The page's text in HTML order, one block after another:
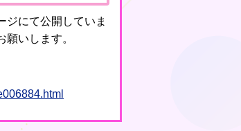
ジにて公開していま
いします。